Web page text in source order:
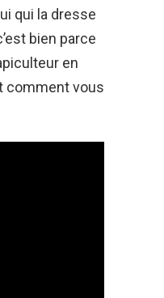
qui la dresse
bien parce
en
comment vous